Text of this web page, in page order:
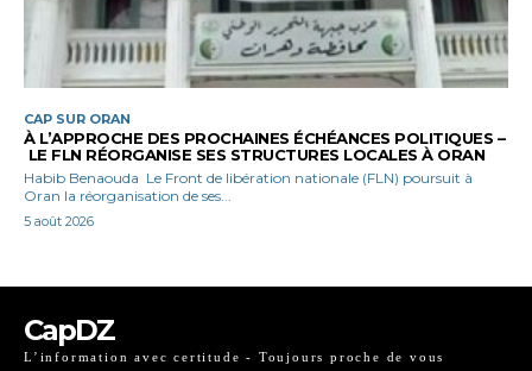
CAP SUR ORAN
À L’APPROCHE DES PROCHAINES ÉCHÉANCES POLITIQUES –
LE FLN RÉORGANISE SES STRUCTURES LOCALES À ORAN
Habib Benaouda Le Front de libération nationale (FLN) poursuit à
Oran la réorganisation de ses...
5 août 2026
CapDZ
L’information avec certitude - Toujours proche de vous